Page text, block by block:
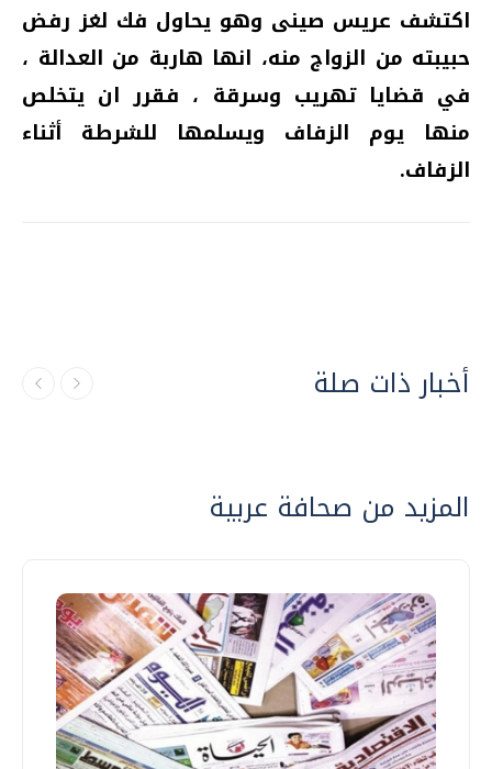
اكتشف عريس صينى وهو يحاول فك لغز رفض
حبيبته من الزواج منه، انها هاربة من العدالة ،
في قضايا تهريب وسرقة ، فقرر ان يتخلص
منها يوم الزفاف ويسلمها للشرطة أثناء
الزفاف.
أخبار ذات صلة
المزيد من صحافة عربية